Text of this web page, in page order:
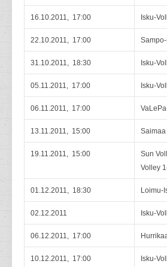
16.10.2011, 17:00 Isku-
22.10.2011, 17:00
31.10.2011, 18:30 Isku-
05.11.2011, 17:00 Isku-
06.11.2011, 17:00
13.11.2011, 15:00 Saimaa
19.11.2011, 15:00
Sun
Volley
01.12.2011, 18:30 Loimu-
02.12.2011 Isku-
06.12.2011, 17:00
10.12.2011, 17:00 Isku-